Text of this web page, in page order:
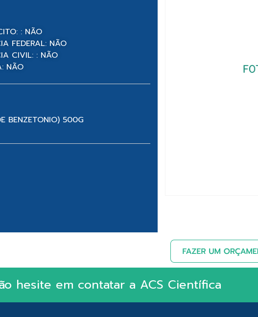
: NÃO
FEDERAL: NÃO
CIVIL: : NÃO
NÃO
BENZETONIO) 500G
hesite em contatar a ACS Científica